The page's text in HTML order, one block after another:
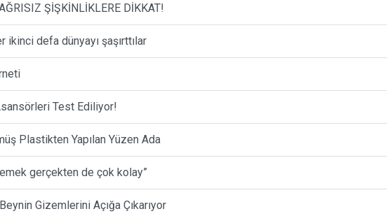
ŞİŞKİNLİKLERE DİKKAT!
ikinci defa dünyayı şaşırttılar
Test Ediliyor!
Plastikten Yapılan Yüzen Ada
gerçekten de çok kolay”
Gizemlerini Açığa Çıkarıyor